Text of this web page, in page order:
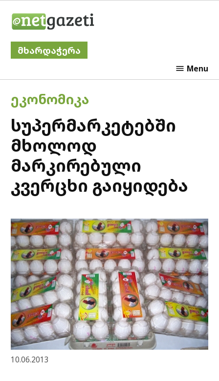
მხარდაჭერა
Menu
POSTED
IN
ᲔᲙᲝᲜᲝᲛᲘᲙᲐ
სუპერმარკეტებში
მხოლოდ
მარკირებული
კვერცხი გაიყიდება
10.06.2013